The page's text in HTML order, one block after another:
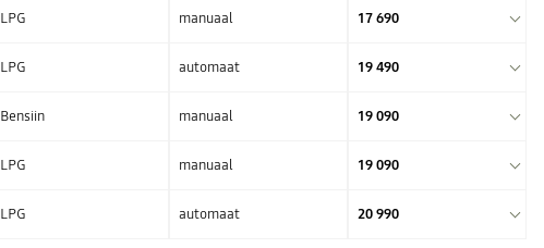
LPG manuaal 17 690
LPG automaat 19 490
Bensiin manuaal 19 090
LPG manuaal 19 090
LPG automaat 20 990